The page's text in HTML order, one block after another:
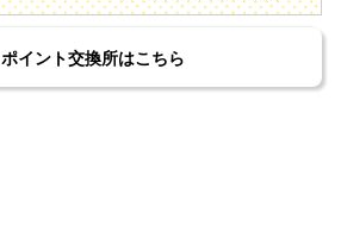
ポイント交換所はこちら